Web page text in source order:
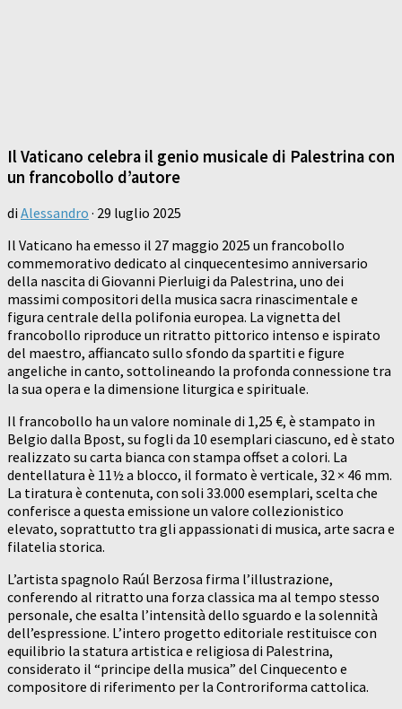
Il Vaticano celebra il genio musicale di Palestrina con
un francobollo d’autore
di Alessandro · 29 luglio 2025
Il Vaticano ha emesso il 27 maggio 2025 un francobollo
commemorativo dedicato al cinquecentesimo anniversario
della nascita di Giovanni Pierluigi da Palestrina, uno dei
massimi compositori della musica sacra rinascimentale e
figura centrale della polifonia europea. La vignetta del
francobollo riproduce un ritratto pittorico intenso e ispirato
del maestro, affiancato sullo sfondo da spartiti e figure
angeliche in canto, sottolineando la profonda connessione tra
la sua opera e la dimensione liturgica e spirituale.
Il francobollo ha un valore nominale di 1,25 €, è stampato in
Belgio dalla Bpost, su fogli da 10 esemplari ciascuno, ed è stato
realizzato su carta bianca con stampa offset a colori. La
dentellatura è 11½ a blocco, il formato è verticale, 32 × 46 mm.
La tiratura è contenuta, con soli 33.000 esemplari, scelta che
conferisce a questa emissione un valore collezionistico
elevato, soprattutto tra gli appassionati di musica, arte sacra e
filatelia storica.
L’artista spagnolo Raúl Berzosa firma l’illustrazione,
conferendo al ritratto una forza classica ma al tempo stesso
personale, che esalta l’intensità dello sguardo e la solennità
dell’espressione. L’intero progetto editoriale restituisce con
equilibrio la statura artistica e religiosa di Palestrina,
considerato il “principe della musica” del Cinquecento e
compositore di riferimento per la Controriforma cattolica.